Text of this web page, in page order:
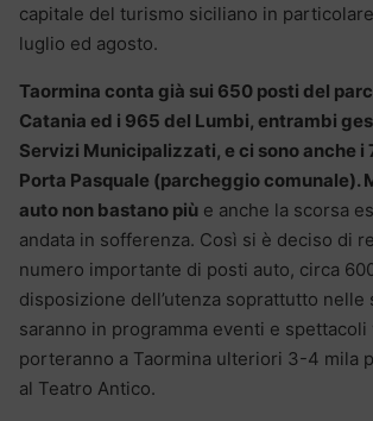
capitale del turismo siciliano in
luglio ed agosto.
Taormina conta già sui 650 posti del
Catania ed i 965 del Lumbi, entrambi
Servizi Municipalizzati, e ci sono anche i
Porta Pasquale (parcheggio comunale).
auto non bastano più e anche la scorsa
andata in sofferenza. Così si è deciso di
numero importante di posti auto, circa
disposizione dell’utenza soprattutto nelle
saranno in programma eventi e spettacoli
porteranno a Taormina ulteriori 3-4 mila
al Teatro Antico.